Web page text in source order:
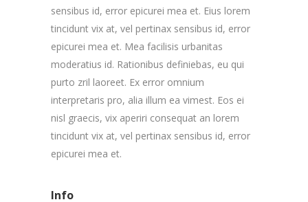
sensibus id, error epicurei mea et. Eius lorem
tincidunt vix at, vel pertinax sensibus id, error
epicurei mea et. Mea facilisis urbanitas
moderatius id. Rationibus definiebas, eu qui
purto zril laoreet. Ex error omnium
interpretaris pro, alia illum ea vimest. Eos ei
nisl graecis, vix aperiri consequat an lorem
tincidunt vix at, vel pertinax sensibus id, error
epicurei mea et.
Info